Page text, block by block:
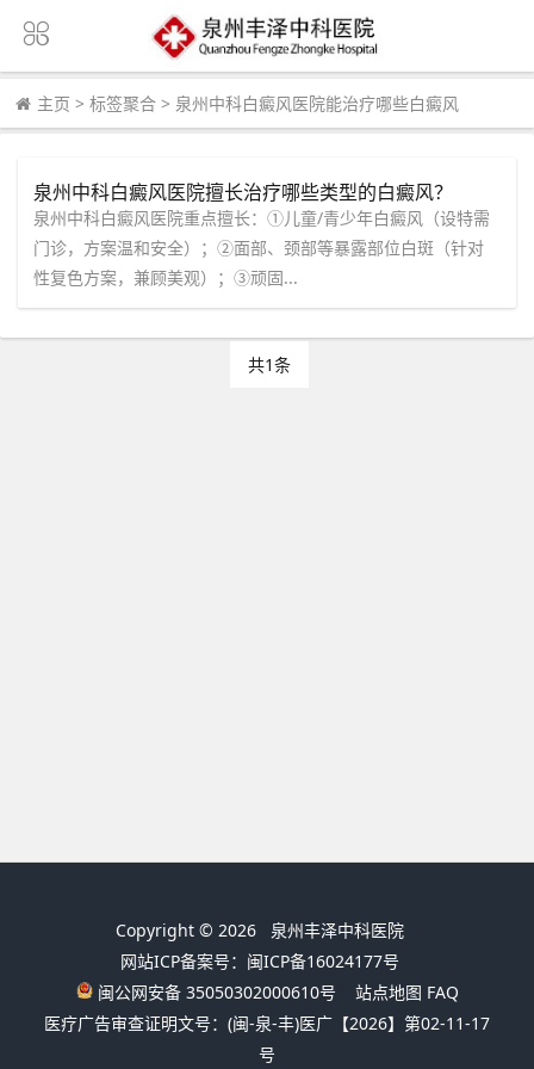
主页 > 标签聚合 > 泉州中科白癜风医院能治疗哪些白癜风
泉州中科白癜风医院擅长治疗哪些类型的白癜风？
泉州中科白癜风医院重点擅长：①儿童/青少年白癜风（设特需
门诊，方案温和安全）；②面部、颈部等暴露部位白斑（针对
性复色方案，兼顾美观）；③顽固...
共1条
Copyright © 2026 泉州丰泽中科医院
网站ICP备案号：闽ICP备16024177号
闽公网安备 35050302000610号
站点地图 FAQ
医疗广告审查证明文号：(闽-泉-丰)医广【2026】第02-11-17
号